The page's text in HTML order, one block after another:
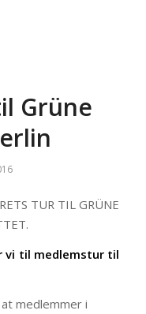
Grüne
TUR TIL GRÜNE
vi til medlemstur til
medlemmer i